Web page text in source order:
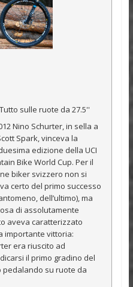
sulle ruote da 27.5''
Nino Schurter, in sella a
Spark, vinceva la
edizione della UCI
Bike World Cup. Per il
biker svizzero non si
certo del primo successo
dell’ultimo), ma
di assolutamente
aveva caratterizzato
importante vittoria:
era riuscito ad
il primo gradino del
pedalando su ruote da